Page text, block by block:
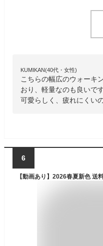
KUMIKAN(40代・女性)
こちらの幅広のウォーキ
おり、軽量なのも良いで
可愛らしく、疲れにくい
6